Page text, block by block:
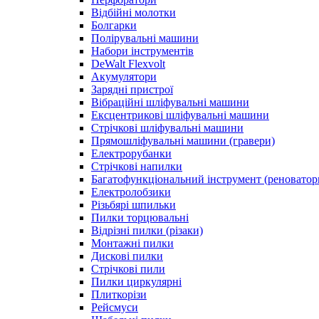
Відбійні молотки
Болгарки
Полірувальні машини
Набори інструментів
DeWalt Flexvolt
Акумулятори
Зарядні пристрої
Вібраційні шліфувальні машини
Ексцентрикові шліфувальні машини
Стрічкові шліфувальні машини
Прямошліфувальні машини (гравери)
Електрорубанки
Стрічкові напилки
Багатофункціональний інструмент
Електролобзики
Різьбярі шпильки
Пилки торцювальні
Відрізні пилки (різаки)
Монтажні пилки
Дискові пилки
Стрічкові пили
Пилки циркулярні
Плиткорізи
Рейсмуси